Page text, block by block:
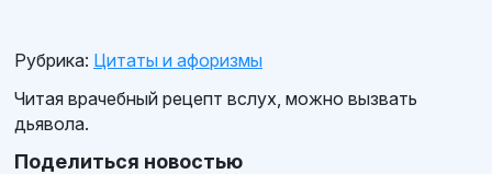
Рубрика: Цитаты и афоризмы
Читая врачебный рецепт вслух, можно вызвать
дьявола.
Поделиться новостью